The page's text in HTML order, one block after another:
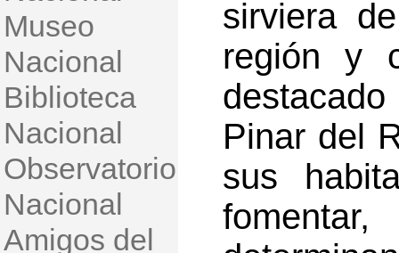
Museo
Nacional
Biblioteca
Nacional
Observatorio
Nacional
Amigos del
sirviera
región y
Pinar del
sus